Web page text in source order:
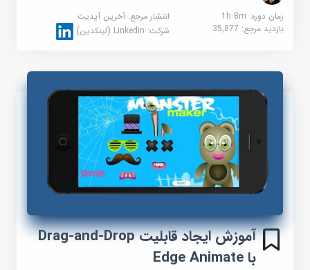
زمان دوره: 1h 8m
انتشار مرجع:آخرین آپدیت
بازدید مرجع:35,877 شرکت:Linkedin (لینکدین)
آموزش ایجاد قابلیت Drag-and-Drop
با Edge Animate